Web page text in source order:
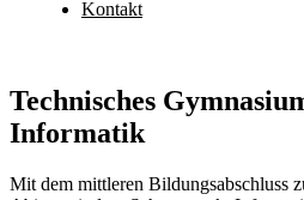
Kontakt
Technisches
Informatik
Mit dem mittleren Bildungsabschluss